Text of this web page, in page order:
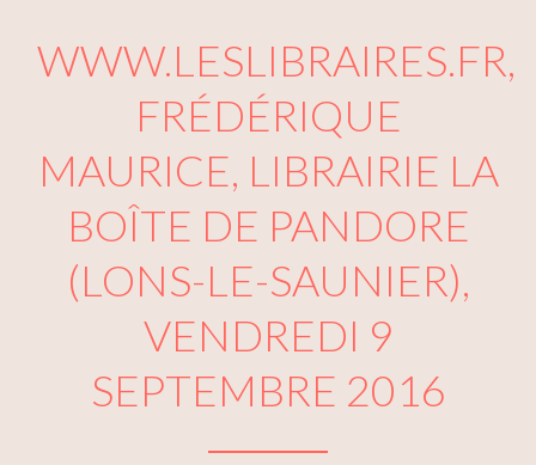
WWW.LESLIBRAIRES.FR,
FRÉDÉRIQUE
MAURICE, LIBRAIRIE LA
BOÎTE DE PANDORE
(LONS-LE-SAUNIER),
VENDREDI 9
SEPTEMBRE 2016